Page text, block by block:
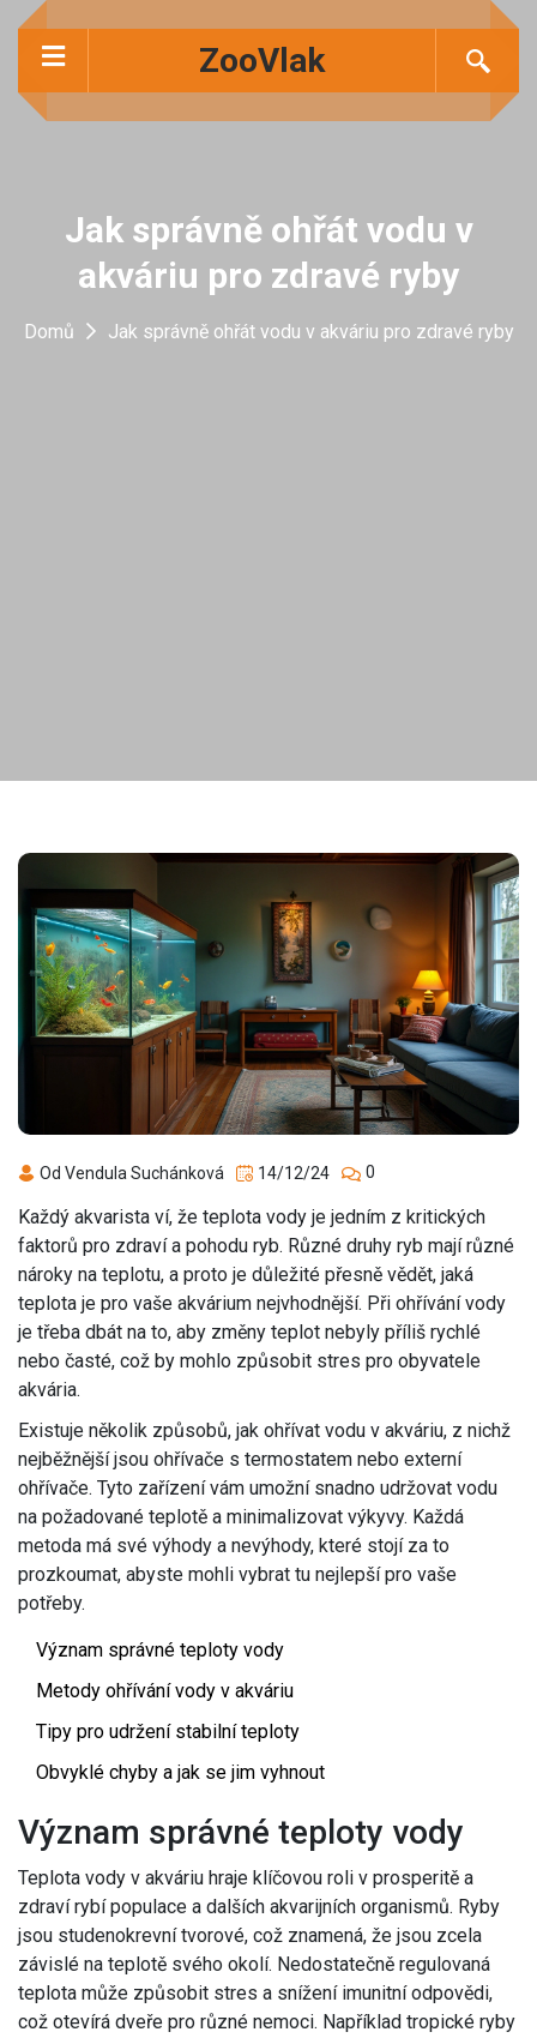
ZooVlak
Jak správně ohřát vodu v
akváriu pro zdravé ryby
Domů Jak správně ohřát vodu v akváriu pro zdravé ryby
Od Vendula Suchánková 14/12/24 0
Každý akvarista ví, že teplota vody je jedním z kritických
faktorů pro zdraví a pohodu ryb. Různé druhy ryb mají různé
nároky na teplotu, a proto je důležité přesně vědět, jaká
teplota je pro vaše akvárium nejvhodnější. Při ohřívání vody
je třeba dbát na to, aby změny teplot nebyly příliš rychlé
nebo časté, což by mohlo způsobit stres pro obyvatele
akvária.
Existuje několik způsobů, jak ohřívat vodu v akváriu, z nichž
nejběžnější jsou ohřívače s termostatem nebo externí
ohřívače. Tyto zařízení vám umožní snadno udržovat vodu
na požadované teplotě a minimalizovat výkyvy. Každá
metoda má své výhody a nevýhody, které stojí za to
prozkoumat, abyste mohli vybrat tu nejlepší pro vaše
potřeby.
Význam správné teploty vody
Metody ohřívání vody v akváriu
Tipy pro udržení stabilní teploty
Obvyklé chyby a jak se jim vyhnout
Význam správné teploty vody
Teplota vody v akváriu hraje klíčovou roli v prosperitě a
zdraví rybí populace a dalších akvarijních organismů. Ryby
jsou studenokrevní tvorové, což znamená, že jsou zcela
závislé na teplotě svého okolí. Nedostatečně regulovaná
teplota může způsobit stres a snížení imunitní odpovědi,
což otevírá dveře pro různé nemoci. Například tropické ryby